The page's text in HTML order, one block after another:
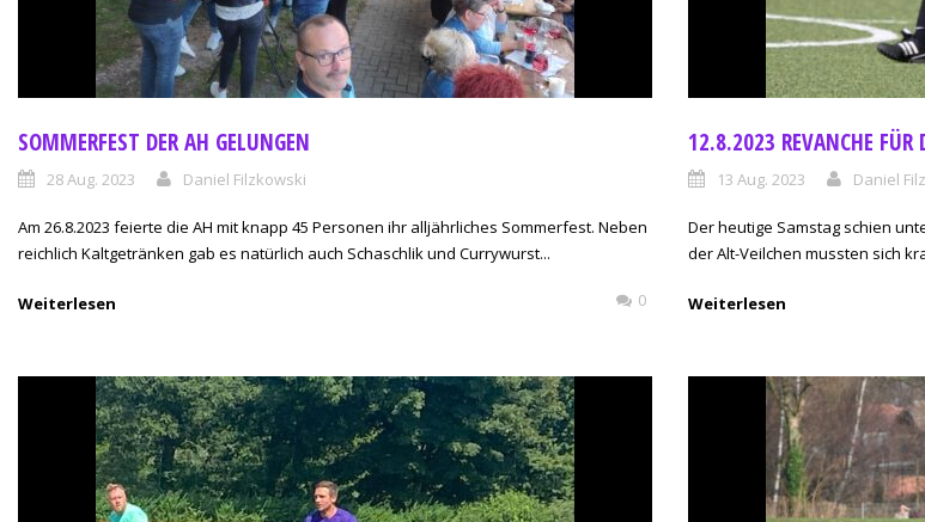
SOMMERFEST DER AH GELUNGEN
28 Aug. 2023 Daniel Filzkowski
Am 26.8.2023 feierte die AH mit knapp 45 Personen ihr alljährliches Sommerfest. Neben
reichlich Kaltgetränken gab es natürlich auch Schaschlik und Currywurst...
Weiterlesen 0
12.8.2023 REVANCHE FÜR
13 Aug. 2023 Daniel
Der heutige Samstag schien
der Alt-Veilchen mussten sich
Weiterlesen